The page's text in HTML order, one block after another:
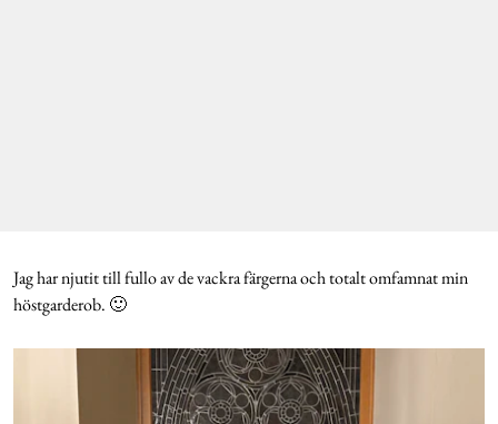
Jag har njutit till fullo av de vackra färgerna och totalt omfamnat min
höstgarderob. 🙂